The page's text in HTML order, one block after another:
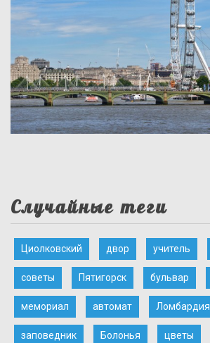
Случайные теги
Циолковский двор учитель
советы Пятигорск бульвар
мемориал автомат Ломбардия
заповедник Болонья цветы